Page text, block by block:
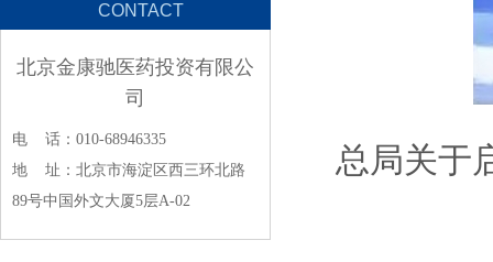
CONTACT
北京金康驰医药投资有限公
司
电 话：010-68946335
地 址：北京市海淀区西三环北路
89号中国外文大厦5层A-02
总局关于